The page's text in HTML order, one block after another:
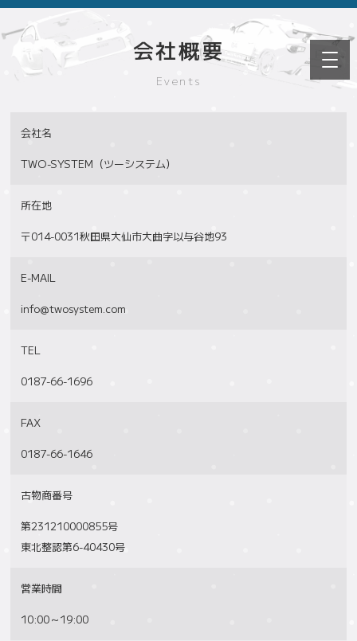
会社概要
Events
会社名
TWO-SYSTEM（ツーシステム）
所在地
〒014-0031秋田県大仙市大曲字以与谷地93
E-MAIL
info@twosystem.com
TEL
0187-66-1696
FAX
0187-66-1646
古物商番号
第231210000855号
東北整認第6-40430号
営業時間
10:00～19:00